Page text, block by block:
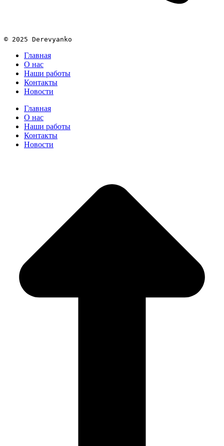
© 2025 Derevyanko
Главная
О нас
Наши работы
Контакты
Новости
Главная
О нас
Наши работы
Контакты
Новости